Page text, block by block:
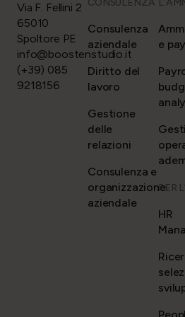
Via F. Fellini 2
65010
Spoltore PE
info@boostenstudio.it
(+39) 085
9218156
Consulenza
aziendale
Diritto del
lavoro
Gestione
delle
relazioni
Consulenza e
organizzazione
aziendale
e
PER
HR